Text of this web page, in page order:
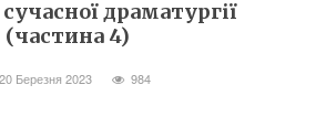
драматургії
(частина 4)
Березня 2023 984